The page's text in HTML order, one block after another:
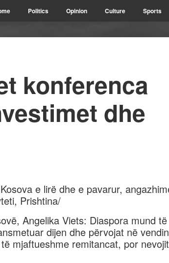
Politics Opinion Culture Sports
konferenca
dhe
e lirë dhe e pavarur,
Prishtina/
Angelika Viets: Diaspora mund të
dijen dhe përvojat në
mjaftueshme remitancat, por